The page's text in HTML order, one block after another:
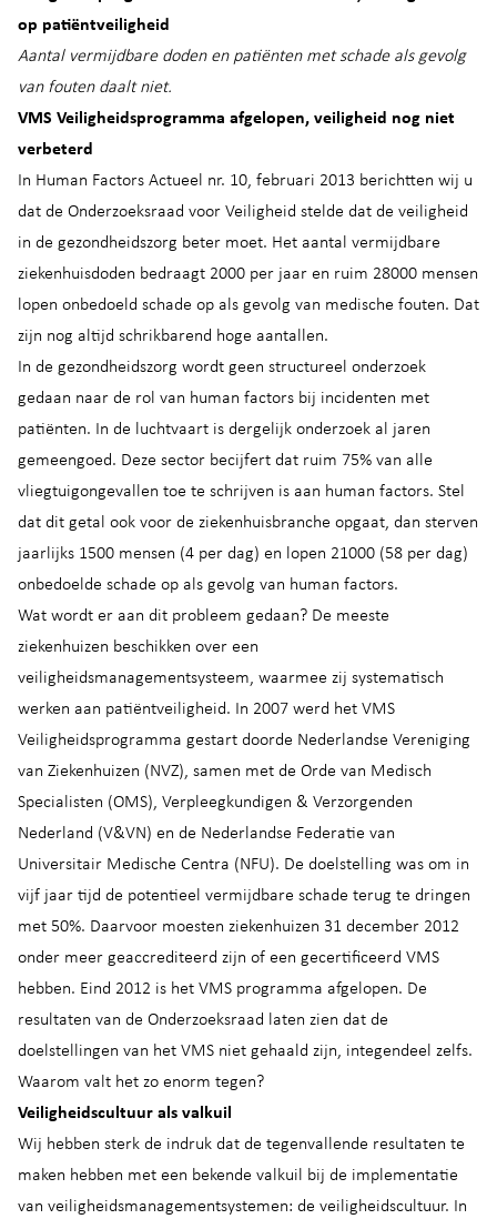
op patiëntveiligheid
Aantal vermijdbare doden en patiënten met schade als gevolg
van fouten daalt niet.
VMS Veiligheidsprogramma afgelopen, veiligheid nog niet
verbeterd
In Human Factors Actueel nr. 10, februari 2013 berichtten wij u
dat de Onderzoeksraad voor Veiligheid stelde dat de veiligheid
in de gezondheidszorg beter moet. Het aantal vermijdbare
ziekenhuisdoden bedraagt 2000 per jaar en ruim 28000 mensen
lopen onbedoeld schade op als gevolg van medische fouten. Dat
zijn nog altijd schrikbarend hoge aantallen.
In de gezondheidszorg wordt geen structureel onderzoek
gedaan naar de rol van human factors bij incidenten met
patiënten. In de luchtvaart is dergelijk onderzoek al jaren
gemeengoed. Deze sector becijfert dat ruim 75% van alle
vliegtuigongevallen toe te schrijven is aan human factors. Stel
dat dit getal ook voor de ziekenhuisbranche opgaat, dan sterven
jaarlijks 1500 mensen (4 per dag) en lopen 21000 (58 per dag)
onbedoelde schade op als gevolg van human factors.
Wat wordt er aan dit probleem gedaan? De meeste
ziekenhuizen beschikken over een
veiligheidsmanagementsysteem, waarmee zij systematisch
werken aan patiëntveiligheid. In 2007 werd het VMS
Veiligheidsprogramma gestart doorde Nederlandse Vereniging
van Ziekenhuizen (NVZ), samen met de Orde van Medisch
Specialisten (OMS), Verpleegkundigen & Verzorgenden
Nederland (V&VN) en de Nederlandse Federatie van
Universitair Medische Centra (NFU). De doelstelling was om in
vijf jaar tijd de potentieel vermijdbare schade terug te dringen
met 50%. Daarvoor moesten ziekenhuizen 31 december 2012
onder meer geaccrediteerd zijn of een gecertificeerd VMS
hebben. Eind 2012 is het VMS programma afgelopen. De
resultaten van de Onderzoeksraad laten zien dat de
doelstellingen van het VMS niet gehaald zijn, integendeel zelfs.
Waarom valt het zo enorm tegen?
Veiligheidscultuur als valkuil
Wij hebben sterk de indruk dat de tegenvallende resultaten te
maken hebben met een bekende valkuil bij de implementatie
van veiligheidsmanagementsystemen: de veiligheidscultuur. In